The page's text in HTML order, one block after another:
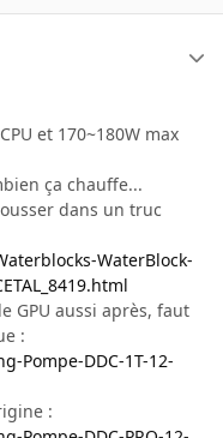
et 170~180W max
ça chauffe...
dans un truc
WaterBlock-
GPU aussi après, faut
:
Pompe-DDC-1T-12-
: